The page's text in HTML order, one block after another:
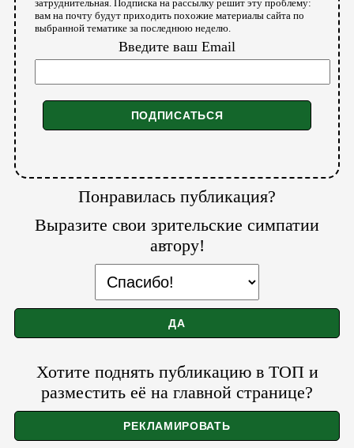
затруднительная. Подписка на рассылку решит эту проблему:
вам на почту будут приходить похожие материалы сайта по
выбранной тематике за последнюю неделю.
Введите ваш Email
Понравилась публикация?
Выразите свои зрительские симпатии
автору!
Хотите поднять публикацию в ТОП и
разместить её на главной странице?